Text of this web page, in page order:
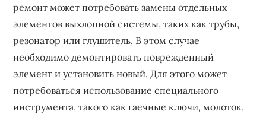
ремонт может потребовать замены отдельных
элементов выхлопной системы, таких как трубы,
резонатор или глушитель. В этом случае
необходимо демонтировать поврежденный
элемент и установить новый. Для этого может
потребоваться использование специального
инструмента, такого как гаечные ключи, молоток,